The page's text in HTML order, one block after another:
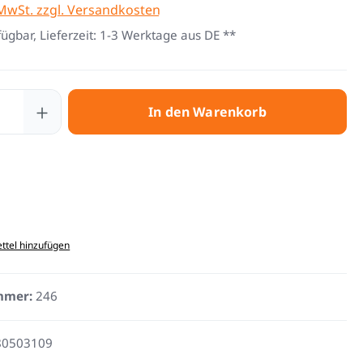
zzgl. Versandkosten
Lieferzeit: 1-3 Werktage aus DE **
Gib den gewünschten Wert
In den Warenkorb
hinzufügen
246